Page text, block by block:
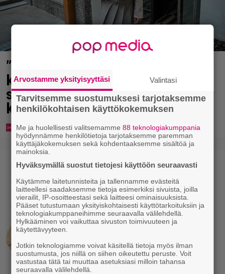
”Mitä isompi vehje, sen paremmin
kulkee” – Susanna Penttilä
suuntasi Bangbussinsa Helsingin
keskustaan
Arvostamme yksityisyyttäsi Valintasi
Tarvitsemme suostumuksesi tarjotaksemme
henkilökohtaisen käyttökokemuksen
Me ja huolellisesti valitsemamme88 teknologiakumppania
hyödynnämme henkilötietoja tarjotaksemme paremman
käyttäjäkokemuksen sekä kohdentaaksemme sisältöä ja
mainoksia.
Hyväksymällä suostut tietojesi käyttöön seuraavasti
Käytämme laitetunnisteita ja tallennamme evästeitä
laitteellesi saadaksemme tietoja esimerkiksi sivuista, joilla
vierailit, IP-osoitteestasi sekä laitteesi ominaisuuksista.
Pääset tutustumaan yksityiskohtaisesti käyttötarkoituksiin ja
teknologiakumppaneihimme seuraavalla välilehdellä.
Hylkääminen voi vaikuttaa sivuston toimivuuteen ja
käytettävyyteen.
Jotkin teknologiamme voivat käsitellä tietoja myös ilman
suostumusta, jos niillä on siihen oikeutettu peruste. Voit
vastustaa tätä tai muuttaa asetuksiasi milloin tahansa
seuraavalla välilehdellä.